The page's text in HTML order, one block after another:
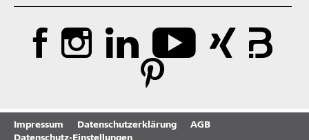
Impressum Datenschutzerklärung
AGB